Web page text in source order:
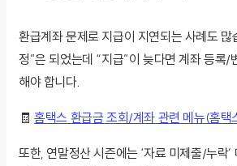
환급계좌 문제로 지급이 지연되는 사례도 많
정”은 되었는데 “지급”이 늦다면 계좌 등록/
해야 합니다.
🧾홈택스 환급금 조회/계좌 관련 메뉴(홈택
또한, 연말정산 시즌에는 ‘자료 미제출/누락